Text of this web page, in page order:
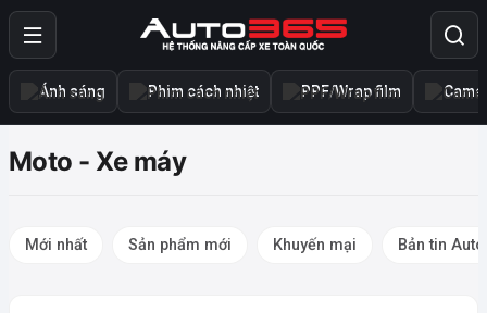
Ánh sáng Phim cách nhiệt PPF/Wrap film
Moto - Xe máy
Mới nhất Sản phẩm mới Khuyến mại Bản tin